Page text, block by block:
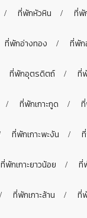
ที่พักหัวหิน ที่พั
ที่พักอ่างทอง ที่พัก
ที่พักอุตรดิตถ์ ที่
ที่พักเกาะกูด
ที่พักเกาะพะงัน
ที่พักเกาะยาวน้อย ที่
ที่พักเกาะล้าน ที่